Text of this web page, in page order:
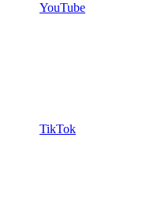
YouTube
TikTok